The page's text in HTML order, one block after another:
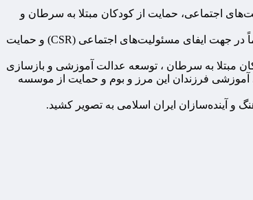
اجتماعی، حمایت از کودکان مبتلا به سرطان و
به گزارش روابط عمومی بیمه اتکایی امین، با توجه به شرایط حال حاضر کشور مقرر شد بودجه پیش‌بینی‌شده برای مراسم سالروز تأسیس شرکت، تماماً در جهت ایفای مسئولیت‌های اجتماعی (CSR) و حمایت
مبتلا به سرطان ، توسعه عدالت آموزشی و بازسازی
فرزندان این مرز و بوم و حمایت از موسسه
و آینده‌سازان ایران اسلامی به تصویر کشید.